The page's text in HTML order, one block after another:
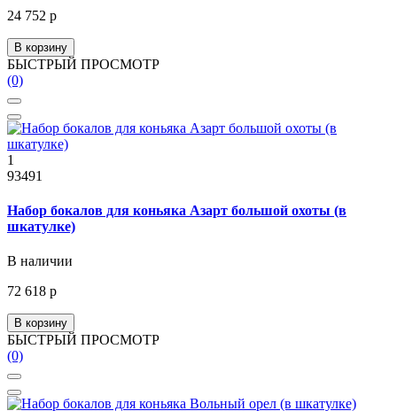
24 752 р
В корзину
БЫСТРЫЙ ПРОСМОТР
(0)
1
93491
Набор бокалов для коньяка Азарт большой охоты (в
шкатулке)
В наличии
72 618 р
В корзину
БЫСТРЫЙ ПРОСМОТР
(0)